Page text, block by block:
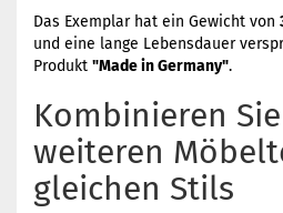
Das Exemplar hat ein Gewicht von
und eine lange Lebensdauer
Produkt "Made in Germany".
Kombinieren
weiteren
gleichen Stils